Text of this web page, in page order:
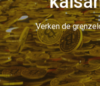
Verken de